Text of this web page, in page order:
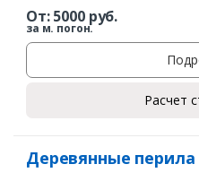
От:5000руб.
за м. погон.
Расчет
Деревянные